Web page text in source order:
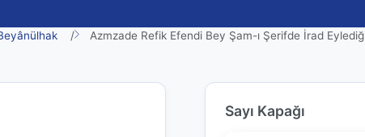
Azmzade Refik Efendi Bey Şam-ı Şerifde İrad
Sayı Kapağı